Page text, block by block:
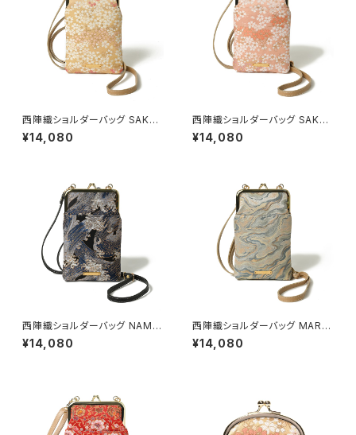
西陣織ショルダーバッグ SAKU
RA / NSS1
¥14,080
西陣織ショルダーバッグ SAKU
RA / NSS2
¥14,080
西陣織ショルダーバッグ NAMI /
NSS3
¥14,080
西陣織ショルダーバッグ MARB
LE / NSS5
¥14,080